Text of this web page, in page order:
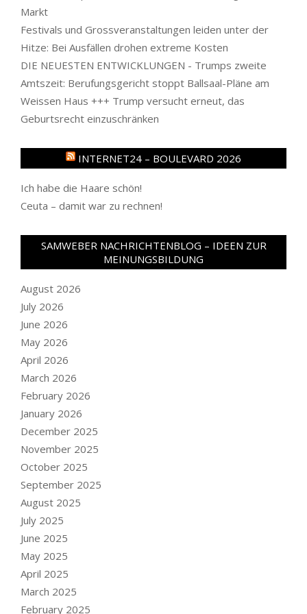
Markt
Festivals und Grossveranstaltungen leiden unter der
Hitze: Bei Ausfällen drohen extreme Kosten
DIE NEUESTEN ENTWICKLUNGEN - Trumps zweite
Amtszeit: Berufungsgericht stoppt Ballsaal-Pläne am
Weissen Haus +++ Trump versucht erneut, das
Geburtsrecht einzuschränken
INTERNET24 – BOULEVARD 2026
Ich habe die Haare schön!
Ceuta – damit war zu rechnen!
SAMWEBER NACHRICHTENBLOG – IDEEN ZUR
MEINUNGSBILDUNG
August 2026
July 2026
June 2026
May 2026
April 2026
March 2026
February 2026
January 2026
December 2025
November 2025
October 2025
September 2025
August 2025
July 2025
June 2025
May 2025
April 2025
March 2025
February 2025